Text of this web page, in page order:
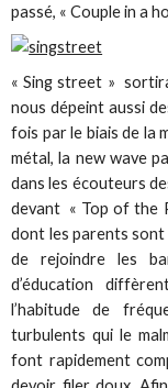
passé, « Couple in a
« Sing street »
nous dépeint aussi
fois par le biais de la
métal, la new wave
dans les écouteurs
devant « Top of the
dont les parents
de rejoindre les
d’éducation
l’habitude de
turbulents qui le
font rapidement